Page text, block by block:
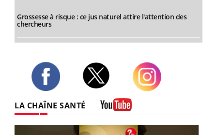
Grossesse à risque : ce jus naturel attire l'attention des
chercheurs
LA CHAÎNE SANTÉ